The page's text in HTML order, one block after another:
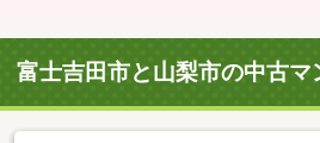
富士吉田市と山梨市の中古